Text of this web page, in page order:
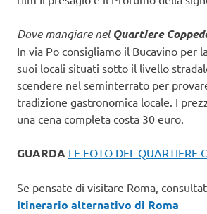
Dove mangiare nelQuartiere
In via Po consigliamo il Bucavino per
suoi locali situati sotto il livello
scendere nel seminterrato per
tradizione gastronomica locale. I
una cena completa costa 30 euro.
GUARDA LE FOTO DEL QUARTIERE
Se pensate di visitare Roma,
Itinerario alternativo di Roma